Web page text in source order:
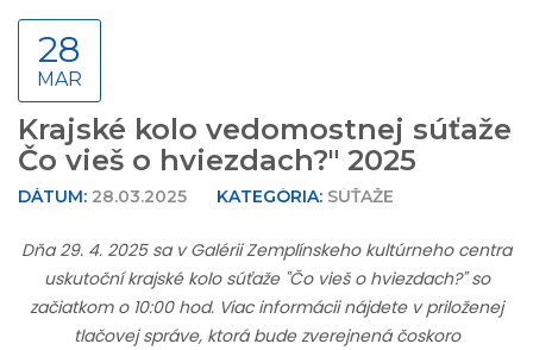
28
MAR
Krajské kolo vedomostnej súťaže
Čo vieš o hviezdach?" 2025
DÁTUM: 28.03.2025 KATEGÓRIA: SÚŤAŽE
Dňa 29. 4. 2025 sa v Galérii Zemplínskeho kultúrneho centra
uskutoční krajské kolo súťaže "Čo vieš o hviezdach?" so
začiatkom o 10:00 hod. Viac informácii nájdete v priloženej
tlačovej správe, ktorá bude zverejnená čoskoro